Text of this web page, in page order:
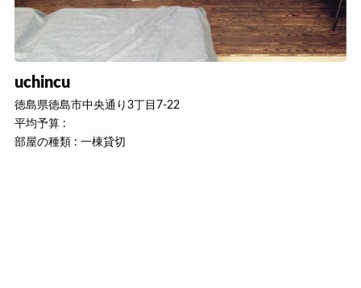
uchincu
徳島県徳島市中央通り3丁目7-22
平均予算 :
部屋の種類 : 一棟貸切